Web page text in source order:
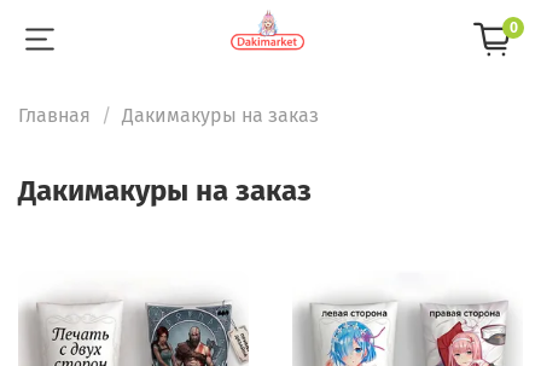
0
Главная Дакимакуры на заказ
Дакимакуры на заказ